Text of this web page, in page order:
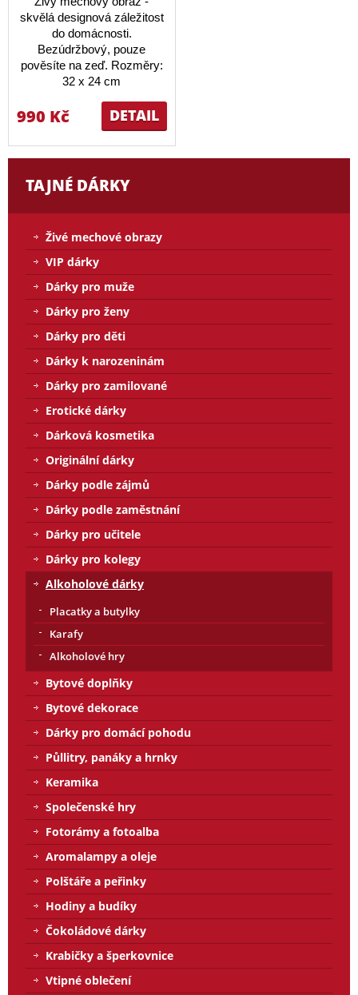
skvělá designová záležitost
do domácnosti.
Bezúdržbový, pouze
pověsíte na zeď. Rozměry:
32 x 24 cm
DETAIL
990 Kč
TAJNÉ DÁRKY
Živé mechové obrazy
VIP dárky
Dárky pro muže
Dárky pro ženy
Dárky pro děti
Dárky k narozeninám
Dárky pro zamilované
Erotické dárky
Dárková kosmetika
Originální dárky
Dárky podle zájmů
Dárky podle zaměstnání
Dárky pro učitele
Dárky pro kolegy
Alkoholové dárky
Placatky a butylky
Karafy
Alkoholové hry
Bytové doplňky
Bytové dekorace
Dárky pro domácí pohodu
Půllitry, panáky a hrnky
Keramika
Společenské hry
Fotorámy a fotoalba
Aromalampy a oleje
Polštáře a peřinky
Hodiny a budíky
Čokoládové dárky
Krabičky a šperkovnice
Vtipné oblečení